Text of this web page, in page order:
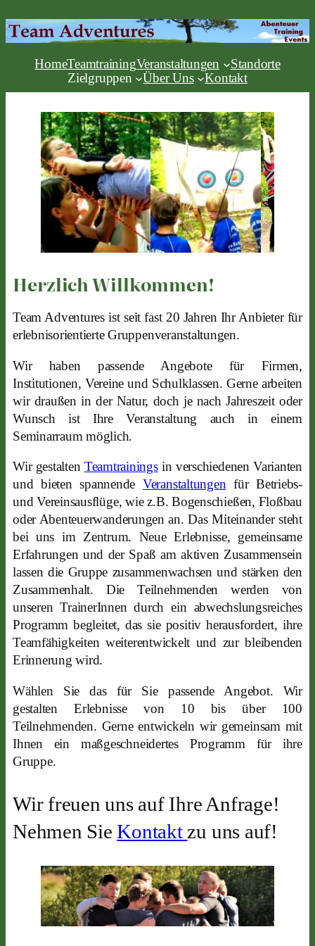
HomeTeamtrainingVeranstaltungen
Standorte
Zielgruppen
Über Uns Kontakt
Herzlich Willkommen!
Team Adventures ist seit fast 20 Jahren Ihr Anbieter für
erlebnisorientierte Gruppenveranstaltungen.
Wir haben passende Angebote für Firmen,
Institutionen, Vereine und Schulklassen. Gerne arbeiten
wir draußen in der Natur, doch je nach Jahreszeit oder
Wunsch ist Ihre Veranstaltung auch in einem
Seminarraum möglich.
Wir gestalten Teamtrainingsin verschiedenen Varianten
und bieten spannende Veranstaltungenfür Betriebs-
und Vereinsausflüge, wie z.B. Bogenschießen, Floßbau
oder Abenteuerwanderungen an. Das Miteinander steht
bei uns im Zentrum. Neue Erlebnisse, gemeinsame
Erfahrungen und der Spaß am aktiven Zusammensein
lassen die Gruppe zusammenwachsen und stärken den
Zusammenhalt. Die Teilnehmenden werden von
unseren TrainerInnen durch ein abwechslungsreiches
Programm begleitet, das sie positiv herausfordert, ihre
Teamfähigkeiten weiterentwickelt und zur bleibenden
Erinnerung wird.
Wählen Sie das für Sie passende Angebot. Wir
gestalten Erlebnisse von 10 bis über 100
Teilnehmenden. Gerne entwickeln wir gemeinsam mit
Ihnen ein maßgeschneidertes Programm für ihre
Gruppe.
Wir freuen uns auf Ihre Anfrage!
Nehmen SieKontakt zu uns auf!